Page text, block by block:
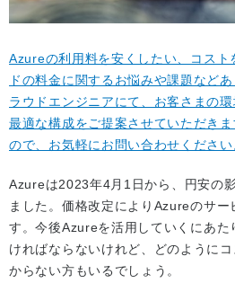
Azureの利用料を安くしたい、コスト
ドの料金に関するお悩みや課題など
ラウドエンジニアにて、お客さまの
最適な構成をご提案させていただき
ので、お気軽にお問い合わせください
Azureは2023年4月1日から、円安の
ました。価格改定によりAzureのサー
す。今後Azureを活用していくにあた
ければならないけれど、どのように
からない方もいるでしょう。